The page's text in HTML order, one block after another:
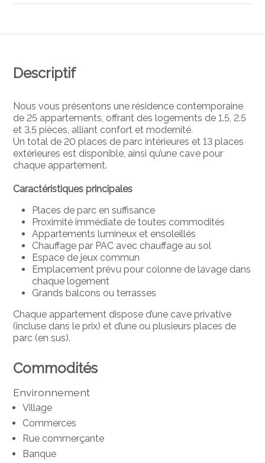
Descriptif
Nous vous présentons une résidence contemporaine
de 25 appartements, offrant des logements de 1.5, 2.5
et 3.5 pièces, alliant confort et modernité.
Un total de 20 places de parc intérieures et 13 places
extérieures est disponible, ainsi qu’une cave pour
chaque appartement.
Caractéristiques principales
Places de parc en suffisance
Proximité immédiate de toutes commodités
Appartements lumineux et ensoleillés
Chauffage par PAC avec chauffage au sol
Espace de jeux commun
Emplacement prévu pour colonne de lavage dans
chaque logement
Grands balcons ou terrasses
Chaque appartement dispose d’une cave privative
(incluse dans le prix) et d’une ou plusieurs places de
parc (en sus).
Commodités
Environnement
Village
Commerces
Rue commerçante
Banque